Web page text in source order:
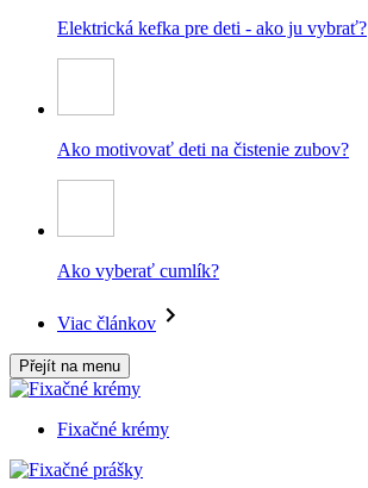
Elektrická kefka pre deti - ako ju vybrať?
Ako motivovať deti na čistenie zubov?
Ako vyberať cumlík?
Viac článkov
Přejít na menu
Fixačné krémy